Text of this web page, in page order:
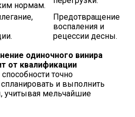
нормам.
Предотвращение
воспаления и
рецессии десны.
одиночного винира
от квалификации
способности точно
спланировать и выполнить
учитывая мельчайшие